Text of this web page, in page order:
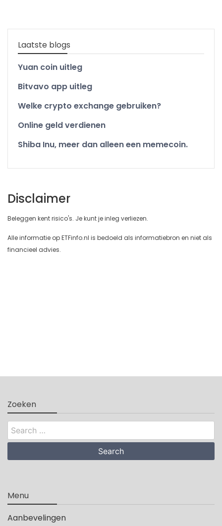
Laatste blogs
Yuan coin uitleg
Bitvavo app uitleg
Welke crypto exchange gebruiken?
Online geld verdienen
Shiba Inu, meer dan alleen een memecoin.
Disclaimer
Beleggen kent risico's. Je kunt je inleg verliezen.
Alle informatie op ETFinfo.nl is bedoeld als informatiebron en niet als
financieel advies.
Zoeken
Search
for:
Menu
Aanbevelingen